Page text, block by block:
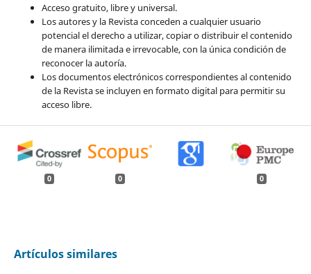
Acceso gratuito, libre y universal.
Los autores y la Revista conceden a cualquier usuario
potencial el derecho a utilizar, copiar o distribuir el contenido
de manera ilimitada e irrevocable, con la única condición de
reconocer la autoría.
Los documentos electrónicos correspondientes al contenido
de la Revista se incluyen en formato digital para permitir su
acceso libre.
0 0 0
Artículos similares